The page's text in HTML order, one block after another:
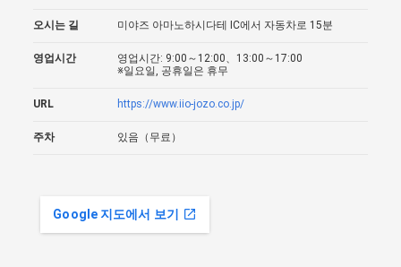
오시는 길 미야즈 아마노하시다테 IC에서 자동차로 15분
영업시간
영업시간: 9:00～12:00、13:00～17:00
※일요일, 공휴일은 휴무
URL https://www.iio-jozo.co.jp/
주차 있음（무료）
Google 지도에서 보기